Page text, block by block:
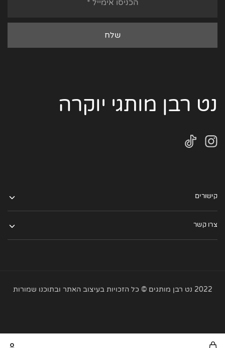
נט רבן מותגי יוקרה
קישורים
צרו קשר
2022 נט רבן מותגים © כל הזכויות בעיצוב האתר ובתוכנו שמורות